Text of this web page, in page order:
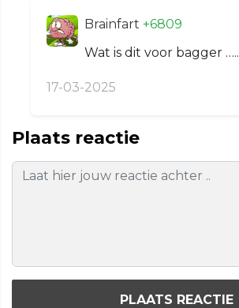
Brainfart +6809
Wat is dit voor bagger …..
17-03-2025
Plaats reactie
PLAATS REACTIE